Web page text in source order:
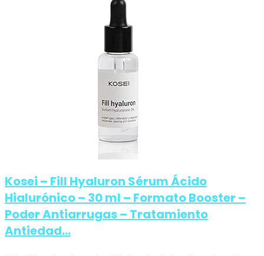
Kosei – Fill Hyaluron Sérum Ácido
Hialurónico – 30 ml – Formato Booster –
Poder Antiarrugas – Tratamiento
Antiedad…